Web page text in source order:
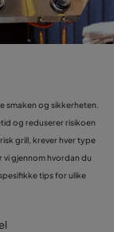
smaken og sikkerheten.
og reduserer risikoen
grill, krever hver type
gjennom hvordan du
tips for ulike